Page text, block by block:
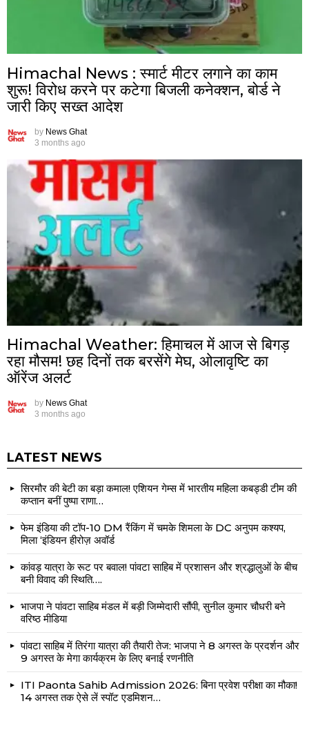
Himachal News : स्मार्ट मीटर लगाने का काम
शुरू! विरोध करने पर कटेगा बिजली कनेक्शन, बोर्ड ने
जारी किए सख्त आदेश
by News Ghat
3 months ago
Himachal Weather: हिमाचल में आज से बिगड़
रहा मौसम! छह दिनों तक बरसेंगे मेघ, ओलावृष्टि का
ऑरेंज अलर्ट
by News Ghat
3 months ago
LATEST NEWS
सिरमौर की बेटी का बड़ा कमाल! एशियन गेम्स में भारतीय महिला कबड्डी टीम की
कप्तान बनीं पुष्पा राणा…
फेम इंडिया की टॉप-10 DM रैंकिंग में चमके शिमला के DC अनुपम कश्यप,
मिला ‘इंडियन हीरोज़ अवॉर्ड
कांवड़ यात्रा के रूट पर बवाल! पांवटा साहिब में प्रशासन और श्रद्धालुओं के बीच
बनी विवाद की स्थिति….
भाजपा ने पांवटा साहिब मंडल में बड़ी जिम्मेदारी सौंपी, सुनील कुमार चौधरी बने
वरिष्ठ मीडिया
पांवटा साहिब में तिरंगा यात्रा की तैयारी तेज: भाजपा ने 8 अगस्त के प्रदर्शन और
9 अगस्त के मेगा कार्यक्रम के लिए बनाई रणनीति
ITI Paonta Sahib Admission 2026: बिना प्रवेश परीक्षा का मौका!
14 अगस्त तक ऐसे लें स्पॉट एडमिशन…